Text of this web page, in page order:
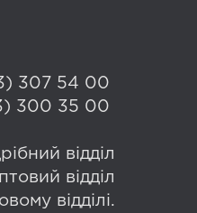
307 54 00
300 35 00
відділ
відділ
відділі.